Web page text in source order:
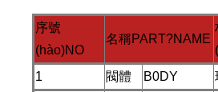
序號
(hào)NO
名稱PART?NAME
1
閥體 B0DY